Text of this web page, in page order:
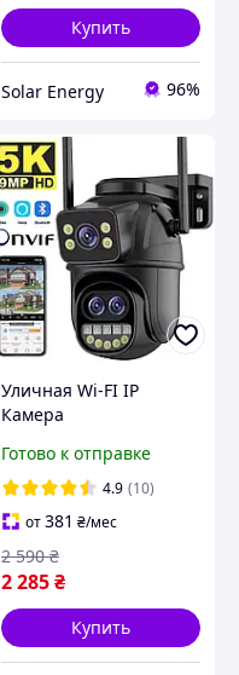
Купить
Solar Energy 96%
Уличная Wi-FI IP
Камера
ICSEE поворотная
бинокулярная с тремя
объективами 8Х зум TIP
Готово к отправке
4.9 (10)
от381 ₴/мес
2 285₴
2 590 ₴
Купить